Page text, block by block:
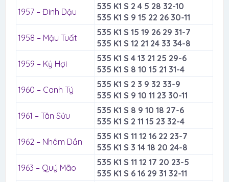
1957 – Đinh Dậu
535 K1 S 2 4 5 28 32-10
535 K1 S 9 15 22 26 30-11
1958 – Mậu Tuất
535 K1 S 15 19 26 29 31-7
535 K1 S 12 21 24 33 34-8
1959 – Kỷ Hợi
535 K1 S 4 13 21 25 29-6
535 K1 S 8 10 15 21 31-4
1960 – Canh Tý
535 K1 S 2 3 9 32 33-9
535 K1 S 9 10 11 23 30-11
1961 – Tân Sửu
535 K1 S 8 9 10 18 27-6
535 K1 S 2 11 15 23 32-4
1962 – Nhâm Dần
535 K1 S 11 12 16 22 23-7
535 K1 S 3 14 18 20 24-8
1963 – Quý Mão
535 K1 S 11 12 17 20 23-5
535 K1 S 6 16 29 31 32-11